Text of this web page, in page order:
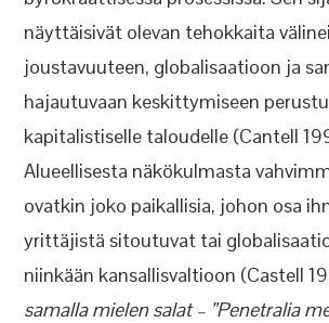
näyttäisivät olevan tehokkaita
joustavuuteen, globalisaatioon ja
hajautuvaan keskittymiseen
kapitalistiselle taloudelle (Cantell
Alueellisesta näkökulmasta
ovatkin joko paikallisia, johon osa
yrittäjistä sitoutuvat tai
niinkään kansallisvaltioon (Castell
samalla mielen salat – ”Penetralia